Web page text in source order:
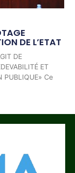
DE L’ETAT
DE
ET
PUBLIQUE» Ce